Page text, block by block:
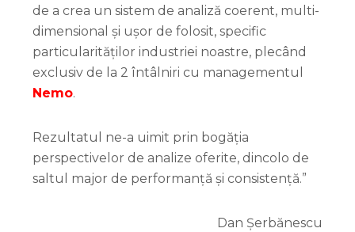
de a crea un sistem de analiză coerent, multi-
dimensional și ușor de folosit, specific
particularităților industriei noastre, plecând
exclusiv de la 2 întâlniri cu managementul
Nemo.
Rezultatul ne-a uimit prin bogăția
perspectivelor de analize oferite, dincolo de
saltul major de performanță și consistență.”
Dan Șerbănescu